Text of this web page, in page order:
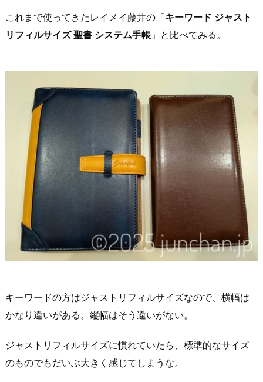
これまで使ってきたレイメイ藤井の「キーワード ジャスト
リフィルサイズ 聖書 システム手帳 」と比べてみる。
キーワードの方はジャストリフィルサイズなので、横幅は
かなり違いがある。縦幅はそう違いがない。
ジャストリフィルサイズに慣れていたら、標準的なサイズ
のものでもだいぶ大きく感じてしまうな。